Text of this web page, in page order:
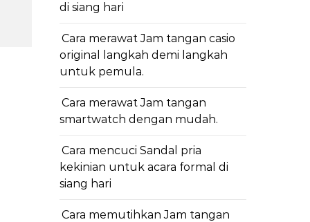
di siang hari
Cara merawat Jam tangan casio
original langkah demi langkah
untuk pemula.
Cara merawat Jam tangan
smartwatch dengan mudah.
Cara mencuci Sandal pria
kekinian untuk acara formal di
siang hari
Cara memutihkan Jam tangan